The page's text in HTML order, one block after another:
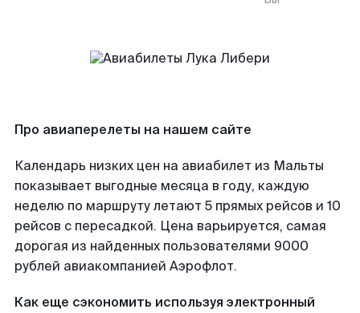
Про авиаперелеты на нашем сайте
Календарь низких цен на авиабилет из Мальты
показывает выгодные месяца в году, каждую
неделю по маршруту летают 5 прямых рейсов и 10
рейсов с пересадкой. Цена варьируется, самая
дорогая из найденных пользователями 9000
рублей авиакомпанией Аэрофлот.
Как еще сэкономить используя электронный